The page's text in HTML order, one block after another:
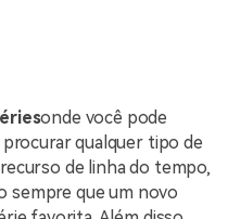
onde você pode
qualquer tipo de
de linha do tempo,
sempre que um novo